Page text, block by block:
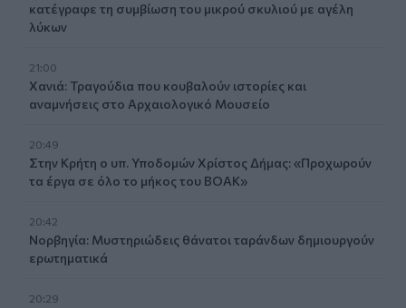
κατέγραφε τη συμβίωση του μικρού σκυλιού με αγέλη
λύκων
21:00
Χανιά: Τραγούδια που κουβαλούν ιστορίες και
αναμνήσεις στο Αρχαιολογικό Μουσείο
20:49
Στην Κρήτη ο υπ. Υποδομών Χρίστος Δήμας: «Προχωρούν
τα έργα σε όλο το μήκος του ΒΟΑΚ»
20:42
Νορβηγία: Μυστηριώδεις θάνατοι ταράνδων δημιουργούν
ερωτηματικά
20:29